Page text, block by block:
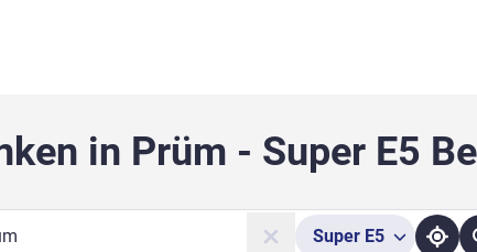
in Prüm - Super E5
Super E5